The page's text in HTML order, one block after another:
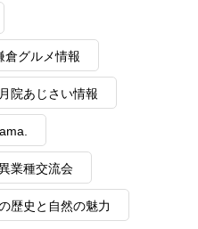
倉グルメ情報
院あじさい情報
業種交流会
歴史と自然の魅力